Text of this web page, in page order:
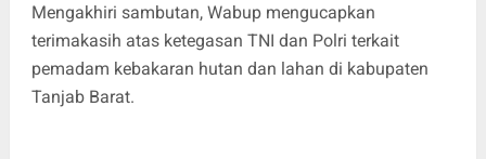
Mengakhiri sambutan, Wabup mengucapkan
terimakasih atas ketegasan TNI dan Polri terkait
pemadam kebakaran hutan dan lahan di kabupaten
Tanjab Barat.